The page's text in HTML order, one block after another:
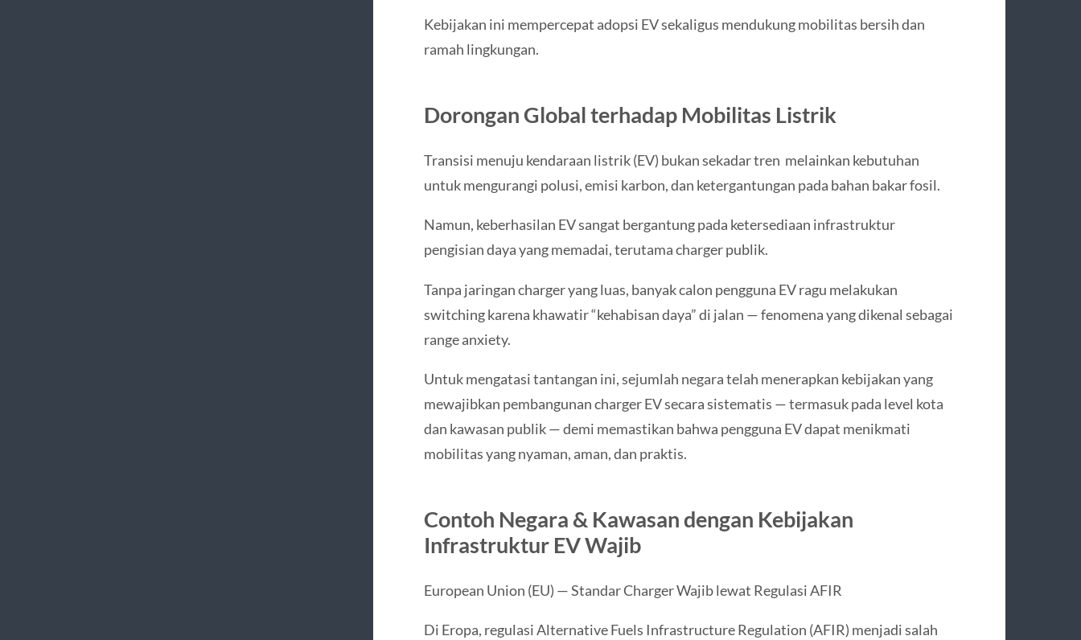
Kebijakan ini mempercepat adopsi EV sekaligus mendukung mobilitas bersih dan
ramah lingkungan.
Dorongan Global terhadap Mobilitas Listrik
Transisi menuju kendaraan listrik (EV) bukan sekadar tren melainkan kebutuhan
untuk mengurangi polusi, emisi karbon, dan ketergantungan pada bahan bakar fosil.
Namun, keberhasilan EV sangat bergantung pada ketersediaan infrastruktur
pengisian daya yang memadai, terutama charger publik.
Tanpa jaringan charger yang luas, banyak calon pengguna EV ragu melakukan
switching karena khawatir “kehabisan daya” di jalan — fenomena yang dikenal sebagai
range anxiety.
Untuk mengatasi tantangan ini, sejumlah negara telah menerapkan kebijakan yang
mewajibkan pembangunan charger EV secara sistematis — termasuk pada level kota
dan kawasan publik — demi memastikan bahwa pengguna EV dapat menikmati
mobilitas yang nyaman, aman, dan praktis.
Contoh Negara & Kawasan dengan Kebijakan
Infrastruktur EV Wajib
European Union (EU) — Standar Charger Wajib lewat Regulasi AFIR
Di Eropa, regulasi Alternative Fuels Infrastructure Regulation (AFIR) menjadi salah